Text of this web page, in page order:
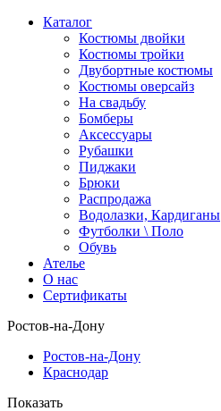
Каталог
Костюмы двойки
Костюмы тройки
Двубортные костюмы
Костюмы оверсайз
На свадьбу
Бомберы
Аксессуары
Рубашки
Пиджаки
Брюки
Распродажа
Водолазки, Кардиганы
Футболки \ Поло
Обувь
Ателье
О нас
Сертификаты
Ростов-на-Дону
Ростов-на-Дону
Краснодар
Показать